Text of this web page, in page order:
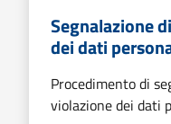
Segnalazione
dei dati
Procedimento di
violazione dei dati